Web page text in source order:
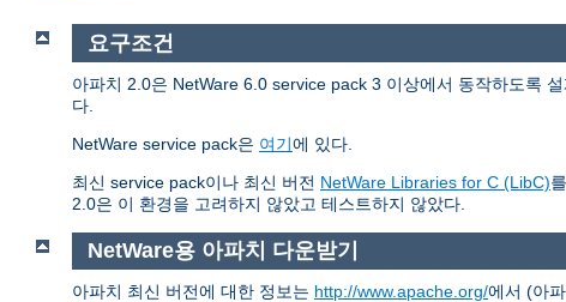
요구조건
아파치 2.0은 NetWare 6.0 service pack 3 이상에서 동작하도록
다.
NetWare service pack은 여기에 있다.
최신 service pack이나 최신 버전 NetWare Libraries for C (LibC)
2.0은 이 환경을 고려하지 않았고 테스트하지 않았다.
NetWare용 아파치 다운받기
아파치 최신 버전에 대한 정보는 http://www.apache.org/에서 (아